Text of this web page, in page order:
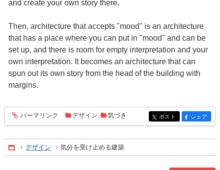
and create your own story there.
Then, architecture that accepts "mood" is an architecture
that has a place where you can put in "mood" and can be
set up, and there is room for empty interpretation and your
own interpretation. It becomes an architecture that can
spun out its own story from the head of the building with
margins.
entry1262
パーマリンク デザイン, 気づき entry1262
ポスト entry1262
シェア
Home
デザイン 気分を受け止める建築